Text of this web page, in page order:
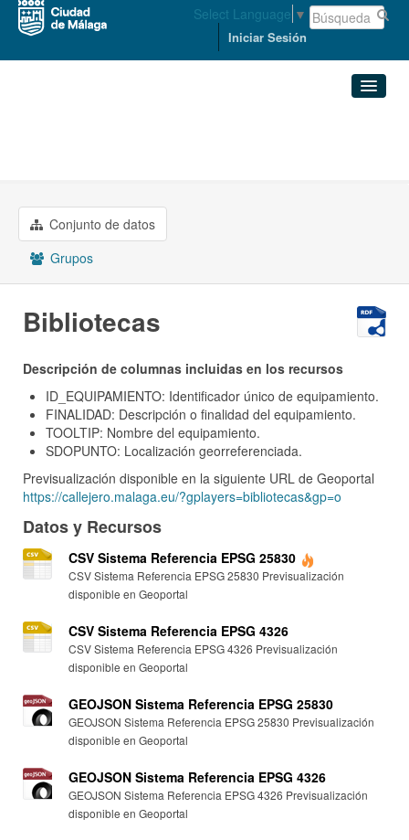
Select Language ▼
Iniciar Sesión
Grupos
Acerca de
Conjunto de datos
Grupos
Bibliotecas
Descripción de columnas incluidas en los recursos
ID_EQUIPAMIENTO: Identificador único de equipamiento.
FINALIDAD: Descripción o finalidad del equipamiento.
TOOLTIP: Nombre del equipamiento.
SDOPUNTO: Localización georreferenciada.
Previsualización disponible en la siguiente URL de Geoportal
https://callejero.malaga.eu/?gplayers=bibliotecas&gp=o
Datos y Recursos
CSV Sistema Referencia EPSG 25830
CSV Sistema Referencia EPSG 25830 Previsualización
disponible en Geoportal
CSV Sistema Referencia EPSG 4326
CSV Sistema Referencia EPSG 4326 Previsualización
disponible en Geoportal
GEOJSON Sistema Referencia EPSG 25830
GEOJSON Sistema Referencia EPSG 25830 Previsualización
disponible en Geoportal
GEOJSON Sistema Referencia EPSG 4326
GEOJSON Sistema Referencia EPSG 4326 Previsualización
disponible en Geoportal